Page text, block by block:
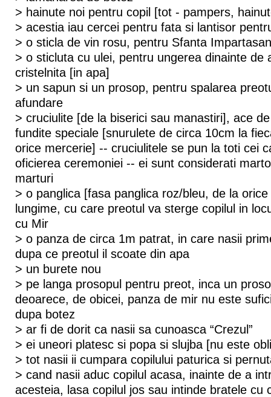
> hainute noi pentru copil [tot - pampers,
> acestia iau cercei pentru fata si lantisor
> o sticla de vin rosu, pentru Sfanta
> o sticluta cu ulei, pentru ungerea dinainte de
cristelnita [in apa]
> un sapun si un prosop, pentru spalarea
afundare
> cruciulite [de la biserici sau manastiri], ace
fundite speciale [snurulete de circa 10cm la
orice mercerie] -- cruciulitele se pun la toti cei
oficierea ceremoniei -- ei sunt considerati
marturi
> o panglica [fasa panglica roz/bleu, de la
lungime, cu care preotul va sterge copilul in
cu Mir
> o panza de circa 1m patrat, in care nasii
dupa ce preotul il scoate din apa
> un burete nou
> pe langa prosopul pentru preot, inca un
deoarece, de obicei, panza de mir nu este
dupa botez
> ar fi de dorit ca nasii sa cunoasca “Crezul”
> ei uneori platesc si popa si slujba [nu este
> tot nasii ii cumpara copilului paturica si
> cand nasii aduc copilul acasa, inainte de a
acesteia, lasa copilul jos sau intinde bratele cu